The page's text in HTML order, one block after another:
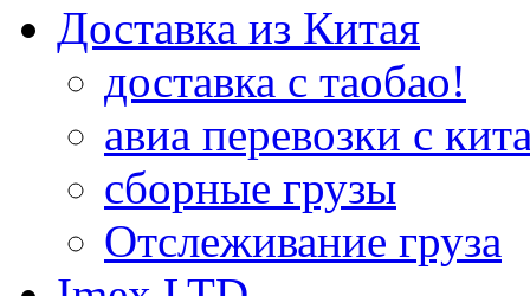
Доставка из Китая
доставка с таобао!
авиа перевозки с
сборные грузы
Отслеживание груза